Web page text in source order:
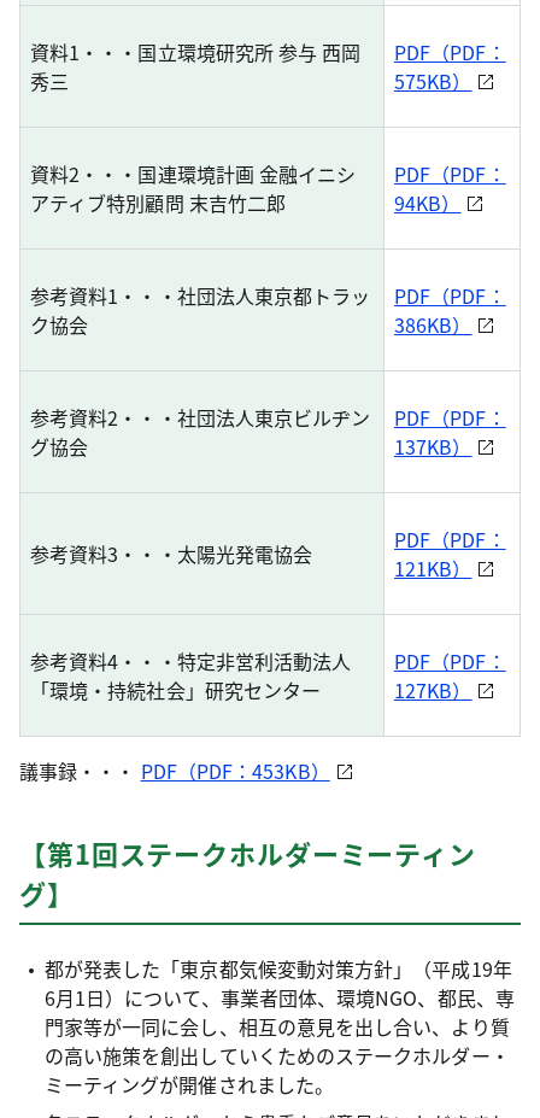
資料1・・・国立環境研究所 参与 西岡
秀三
PDF（PDF：
575KB）
資料2・・・国連環境計画 金融イニシ
アティブ特別顧問 末吉竹二郎
PDF（PDF：
94KB）
参考資料1・・・社団法人東京都トラッ
ク協会
PDF（PDF：
386KB）
参考資料2・・・社団法人東京ビルヂン
グ協会
PDF（PDF：
137KB）
参考資料3・・・太陽光発電協会
PDF（PDF：
121KB）
参考資料4・・・特定非営利活動法人
「環境・持続社会」研究センター
PDF（PDF：
127KB）
議事録・・・ PDF（PDF：453KB）
【第1回ステークホルダーミーティン
グ】
都が発表した「東京都気候変動対策方針」（平成19年
6月1日）について、事業者団体、環境NGO、都民、専
門家等が一同に会し、相互の意見を出し合い、より質
の高い施策を創出していくためのステークホルダー・
ミーティングが開催されました。